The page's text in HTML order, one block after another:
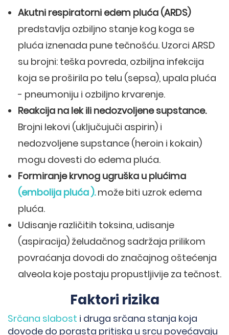
Akutni respiratorni edem pluća (ARDS)
predstavlja ozbiljno stanje kog koga se
pluća iznenada pune tečnošću. Uzorci ARSD
su brojni: teška povreda, ozbiljna infekcija
koja se proširila po telu (sepsa), upala pluća
- pneumoniju i ozbiljno krvarenje.
Reakcija na lek ili nedozvoljene supstance.
Brojni lekovi (uključujuči aspirin) i
nedozvoljene supstance (heroin i kokain)
mogu dovesti do edema pluća.
Formiranje krvnog ugruška u plućima
(embolija pluća ).može biti uzrok edema
pluća.
Udisanje različitih toksina, udisanje
(aspiracija) želudačnog sadržaja prilikom
povraćanja dovodi do značajnog oštećenja
alveola koje postaju propustljivije za tečnost.
Faktori rizika
Srčana slabost i druga srčana stanja koja
dovode do porasta pritiska u srcu povećavaju